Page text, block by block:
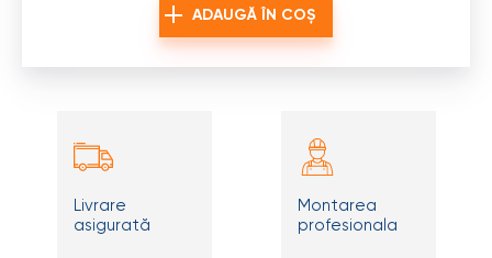
ADAUGĂ ÎN COȘ
Livrare
asigurată
Montarea
profesionala